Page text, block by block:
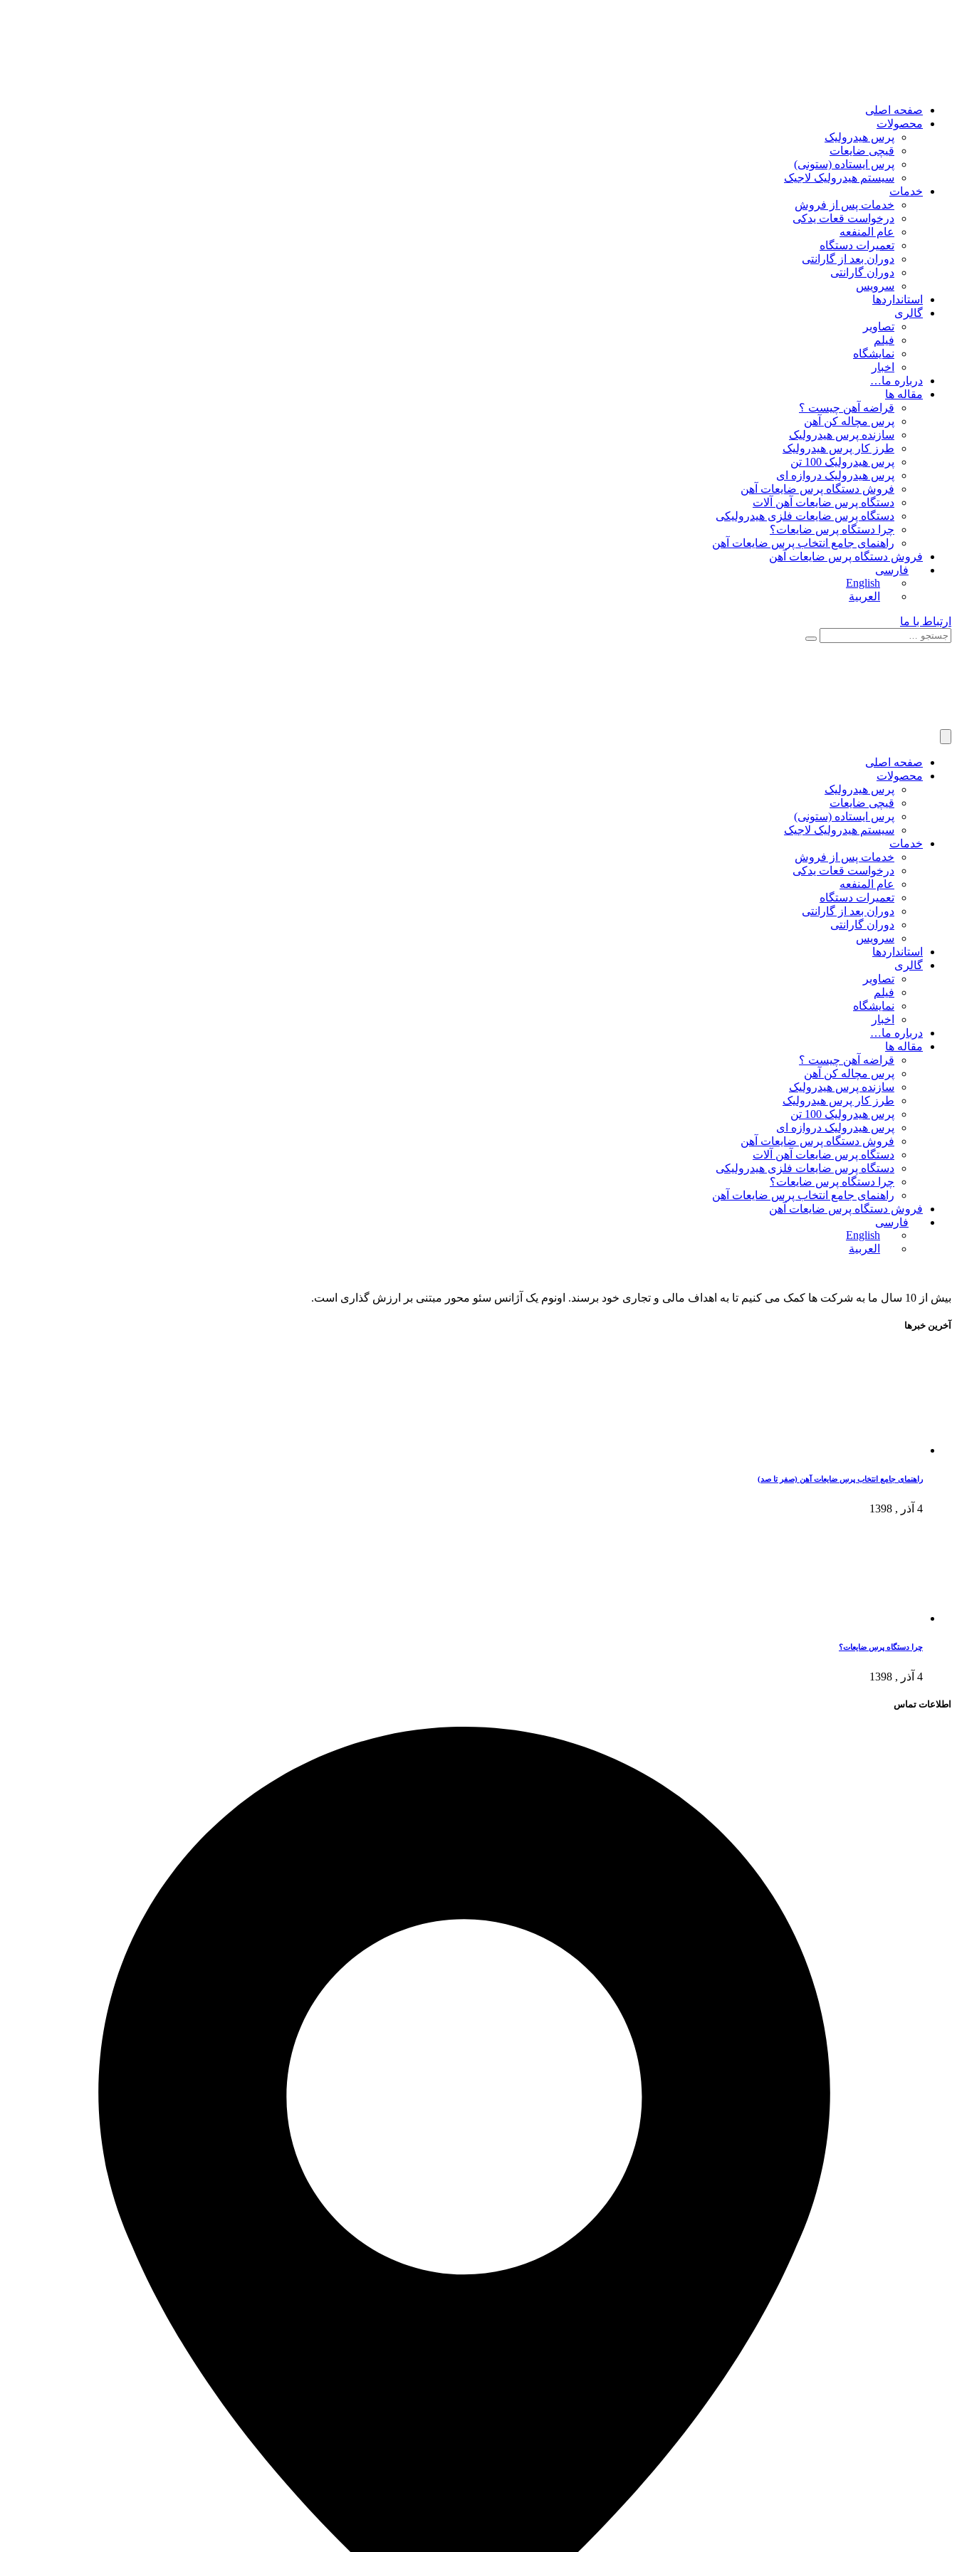
صفحه اصلی
محصولات
پرس هیدرولیک
قیچی ضایعات
پرس ایستاده (ستونی)
سیستم هیدرولیک لاجیک
خدمات
خدمات پس از فروش
درخواست قعات یدکی
عام المنفعه
تعمیرات دستگاه
دوران بعد از گارانتی
دوران گارانتی
سرویس
استانداردها
گالری
تصاویر
فیلم
نمایشگاه
اخبار
درباره ما…
مقاله ها
قراضه آهن چیست ؟
پرس مچاله کن آهن
سازنده پرس هیدرولیک
طرز کار پرس هیدرولیک
پرس هیدرولیک 100 تن
پرس هیدرولیک دروازه ای
فروش دستگاه پرس ضایعات آهن
دستگاه پرس ضایعات آهن آلات
دستگاه پرس ضایعات فلزی هیدرولیکی
چرا دستگاه پرس ضایعات؟
راهنمای جامع انتخاب پرس ضایعات آهن
فروش دستگاه پرس ضایعات آهن
فارسی
English
العربية
ارتباط با ما
صفحه اصلی
محصولات
پرس هیدرولیک
قیچی ضایعات
پرس ایستاده (ستونی)
سیستم هیدرولیک لاجیک
خدمات
خدمات پس از فروش
درخواست قعات یدکی
عام المنفعه
تعمیرات دستگاه
دوران بعد از گارانتی
دوران گارانتی
سرویس
استانداردها
گالری
تصاویر
فیلم
نمایشگاه
اخبار
درباره ما…
مقاله ها
قراضه آهن چیست ؟
پرس مچاله کن آهن
سازنده پرس هیدرولیک
طرز کار پرس هیدرولیک
پرس هیدرولیک 100 تن
پرس هیدرولیک دروازه ای
فروش دستگاه پرس ضایعات آهن
دستگاه پرس ضایعات آهن آلات
دستگاه پرس ضایعات فلزی هیدرولیکی
چرا دستگاه پرس ضایعات؟
راهنمای جامع انتخاب پرس ضایعات آهن
فروش دستگاه پرس ضایعات آهن
فارسی
English
العربية
بیش از 10 سال ما به شرکت ها کمک می کنیم تا به اهداف مالی و تجاری خود برسند. اونوم یک آژانس سئو محور مبتنی بر ارزش گذاری است.
آخرین خبرها
راهنمای جامع انتخاب پرس ضایعات آهن (صفر تا صد)
4 آذر , 1398
چرا دستگاه پرس ضایعات؟
4 آذر , 1398
اطلاعات تماس